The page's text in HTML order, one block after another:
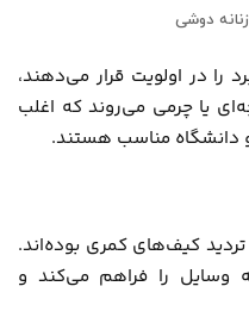
دوشی
را در اولویت قرار می‌دهند،
یا چرمی می‌روند که اغلب
و دانشگاه مناسب هستند.
کیف‌های کمری بوده‌اند.
را فراهم می‌کند و